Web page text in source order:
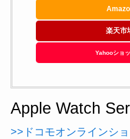
楽天市
Yahooショ
Apple Watch
>>ドコモオンラインシ